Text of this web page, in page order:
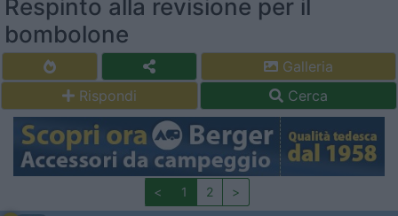
Respinto alla revisione per il
bombolone
Galleria
Rispondi
Cerca
< 1 2 >